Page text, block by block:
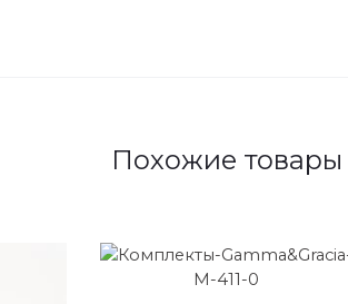
Похожие товары